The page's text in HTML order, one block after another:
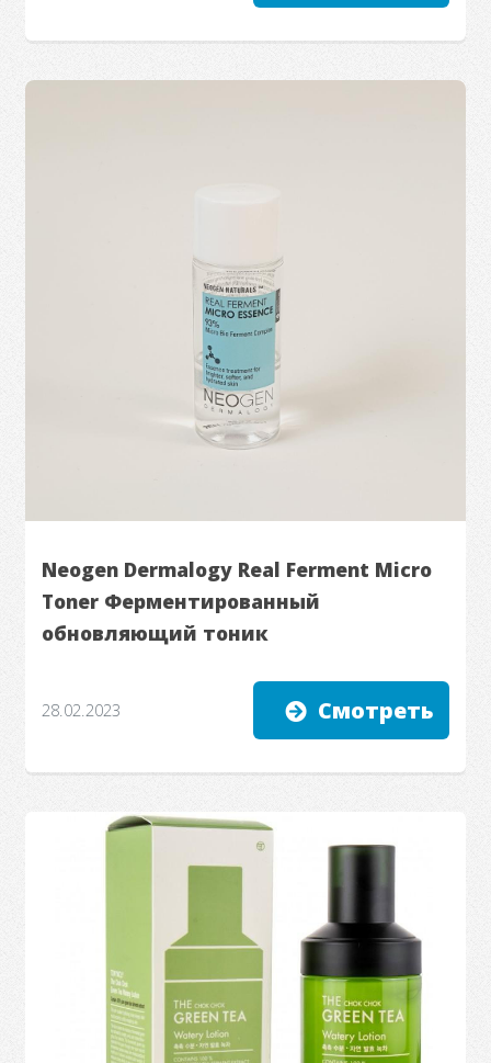
Neogen Dermalogy Real Ferment Micro
Toner Ферментированный
обновляющий тоник
28.02.2023 Смотреть